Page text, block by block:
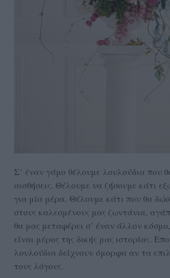
Σ’ έναν γάμο θέλουμε λουλούδια που
αισθήσεις. Θέλουμε να ζήσουμε κάτι
για μία μέρα. Θέλουμε κάτι που θα
στους καλεσμένους μας ζωντάνια,
θα μας μεταφέρει σ’ έναν άλλον
είναι μέρος της δικής μας ιστορίας.
λουλούδια δείχνουν όμορφα αν τα
τους λόγους.